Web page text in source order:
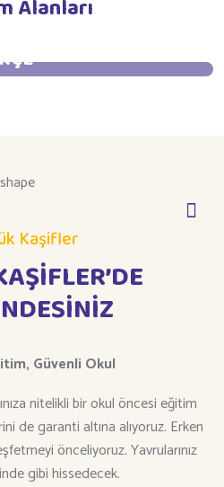
Alanları
Kaşifler
Güvenli Okul
nitelikli bir okul öncesi eğitim
de garanti altına alıyoruz. Erken
önceliyoruz. Yavrularınız
gibi hissedecek.